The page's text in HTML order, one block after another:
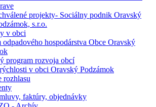
projekty- Sociálny podnik Oravský
s.r.o.
v obci
odpadového hospodárstva Obce Oravský
program rozvoja obcí
v obci Oravský Podzámok
rozhlasu
faktúry, objednávky